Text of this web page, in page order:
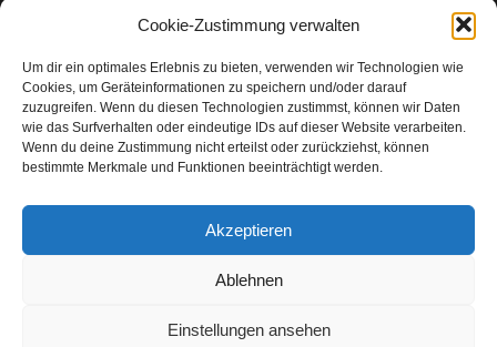
Cookie-Zustimmung verwalten
Um dir ein optimales Erlebnis zu bieten, verwenden wir Technologien wie
Cookies, um Geräteinformationen zu speichern und/oder darauf
zuzugreifen. Wenn du diesen Technologien zustimmst, können wir Daten
wie das Surfverhalten oder eindeutige IDs auf dieser Website verarbeiten.
Wenn du deine Zustimmung nicht erteilst oder zurückziehst, können
bestimmte Merkmale und Funktionen beeinträchtigt werden.
Akzeptieren
Ablehnen
Einstellungen ansehen
alles, was Sie brauchen, um Ihre Reise unvergesslich zu